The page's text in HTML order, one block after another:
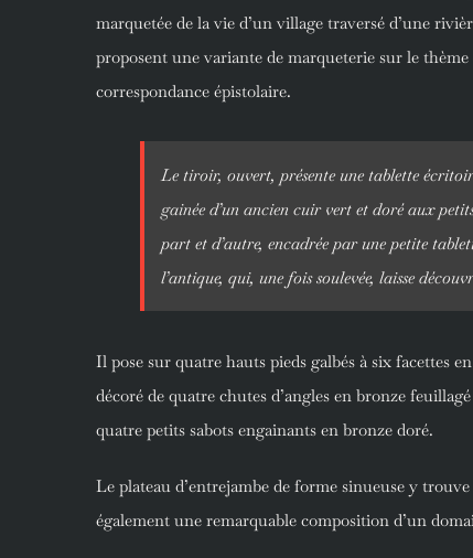
marquetée de la vie d’un village traversé d’une
proposent une variante de marqueterie sur le
correspondance épistolaire.
Le tiroir, ouvert, présente une tablette
gainée d’un ancien cuir vert et doré aux
part et d’autre, encadrée par une petite
l’antique, qui, une fois soulevée, laisse
Il pose sur quatre hauts pieds galbés à six facettes
décoré de quatre chutes d’angles en bronze
quatre petits sabots engainants en bronze doré.
Le plateau d’entrejambe de forme sinueuse y
également une remarquable composition d’un